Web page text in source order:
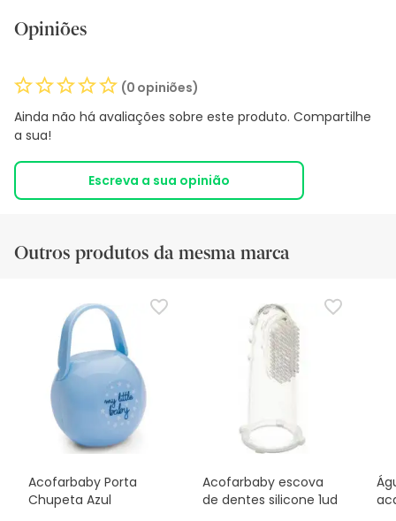
Opiniões
(0 opiniões)
Ainda não há avaliações sobre este produto. Compartilhe
a sua!
Escreva a sua opinião
Outros produtos da mesma marca
Acofarbaby Porta
Chupeta Azul
Acofarbaby escova
de dentes silicone 1ud